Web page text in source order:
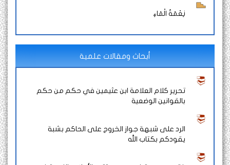
نِعْمَةُ الْمَاءِ
أبحاث ومقالات علمية
تحرير كلام العلامة ابن عثيمين في حكم من حكم
بالقوانين الوضعية
الرد على شبهة جواز الخروج على الحاكم بشبة
يقودكم بكتاب الله